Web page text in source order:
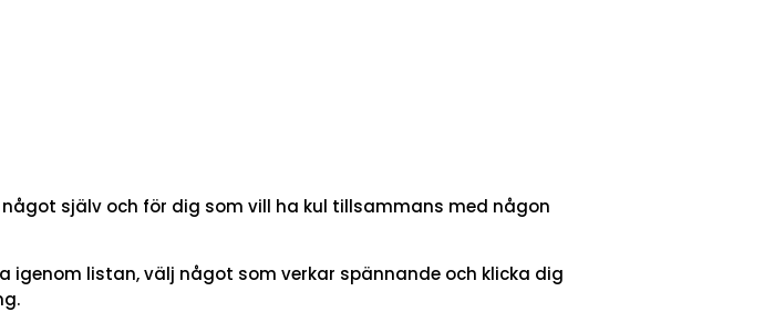
själv och för dig som vill ha kul tillsammans med någon
listan, välj något som verkar spännande och klicka dig